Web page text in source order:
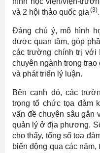
và 2 hội thảo quốc gia (3).
Đáng chú ý, mô hình
được quan tâm, góp
các trường chính trị với
chuyên ngành trong
và phát triển lý luận.
Bên cạnh đó, các
trọng tổ chức tọa đàm
vấn đề chuyên sâu gắn
quản lý ở địa phương.
cho thấy, tổng số tọa
biến động qua các